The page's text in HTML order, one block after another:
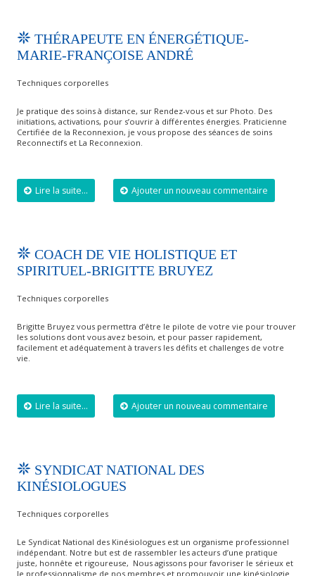
THÉRAPEUTE EN ÉNERGÉTIQUE-
MARIE-FRANÇOISE ANDRÉ
Techniques corporelles
Je pratique des soins à distance, sur Rendez-vous et sur Photo. Des
initiations, activations, pour s’ouvrir à différentes énergies. Praticienne
Certifiée de la Reconnexion, je vous propose des séances de soins
Reconnectifs et La Reconnexion.
Lire la suite... Ajouter un nouveau commentaire
COACH DE VIE HOLISTIQUE ET
SPIRITUEL-BRIGITTE BRUYEZ
Techniques corporelles
Brigitte Bruyez vous permettra d’être le pilote de votre vie pour trouver
les solutions dont vous avez besoin, et pour passer rapidement,
facilement et adéquatement à travers les défits et challenges de votre
vie.
Lire la suite... Ajouter un nouveau commentaire
SYNDICAT NATIONAL DES
KINÉSIOLOGUES
Techniques corporelles
Le Syndicat National des Kinésiologues est un organisme professionnel
indépendant. Notre but est de rassembler les acteurs d’une pratique
juste, honnête et rigoureuse, Nous agissons pour favoriser le sérieux et
le professionnalisme de nos membres et promouvoir une kinésiologie